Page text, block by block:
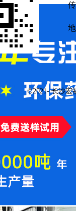
©2021- 长沙